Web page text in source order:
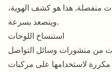
منفصلة. هذا هو كشف الهوية،
وينصعد بسرعة.
استنساخ اللوحات
من منشورات وسائل التواصل
لاستخدامها على مركبات